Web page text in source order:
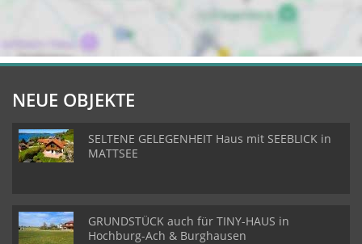
NEUE OBJEKTE
SELTENE GELEGENHEIT Haus mit SEEBLICK in
MATTSEE
GRUNDSTÜCK auch für TINY-HAUS in
Hochburg-Ach & Burghausen